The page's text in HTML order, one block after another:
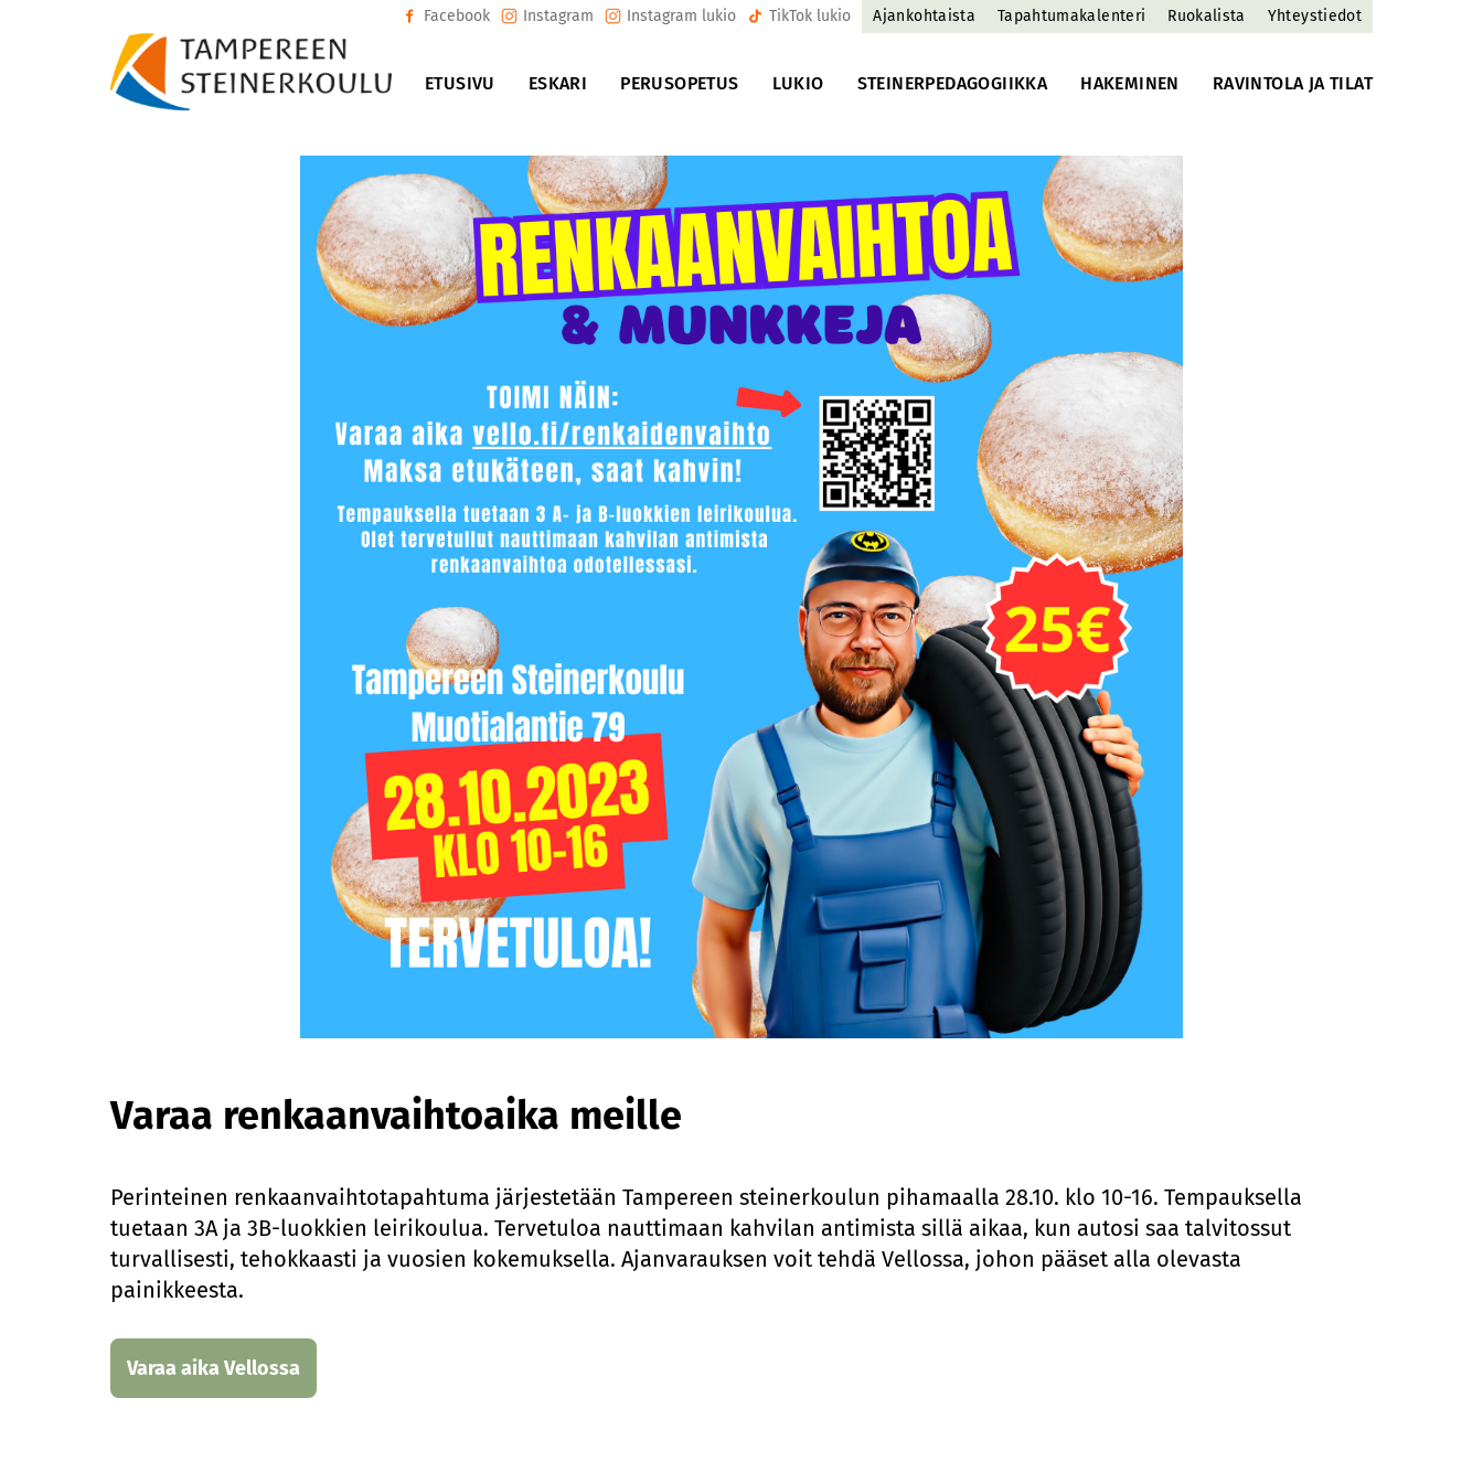
Facebook Instagram Instagram lukio TikTok lukio Ajankohtaista Tapahtumakalenteri Ruokalista Yhteystiedot
ETUSIVU ESKARI PERUSOPETUS LUKIO STEINERPEDAGOGIIKKA HAKEMINEN RAVINTOLA JA TILAT
Varaa renkaanvaihtoaika meille
Perinteinen renkaanvaihtotapahtuma järjestetään Tampereen steinerkoulun pihamaalla 28.10. klo 10-16. Tempauksella
tuetaan 3A ja 3B-luokkien leirikoulua. Tervetuloa nauttimaan kahvilan antimista sillä aikaa, kun autosi saa talvitossut
turvallisesti, tehokkaasti ja vuosien kokemuksella. Ajanvarauksen voit tehdä Vellossa, johon pääset alla olevasta
painikkeesta.
Varaa aika Vellossa